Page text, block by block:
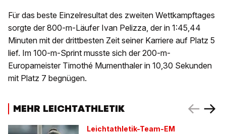
Für das beste Einzelresultat des zweiten Wettkampftages
sorgte der 800-m-Läufer Ivan Pelizza, der in 1:45,44
Minuten mit der drittbesten Zeit seiner Karriere auf Platz 5
lief. Im 100-m-Sprint musste sich der 200-m-
Europameister Timothé Mumenthaler in 10,30 Sekunden
mit Platz 7 begnügen.
MEHR LEICHTATHLETIK
Leichtathletik-Team-EM